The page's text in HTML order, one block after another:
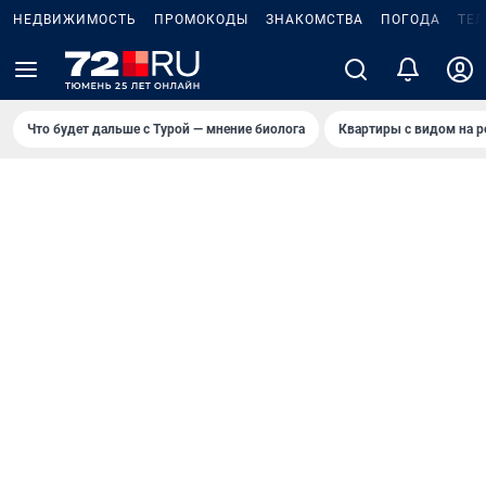
НЕДВИЖИМОСТЬ ПРОМОКОДЫ ЗНАКОМСТВА ПОГОДА
Что будет дальше с Турой — мнение биолога Квартиры с видом на